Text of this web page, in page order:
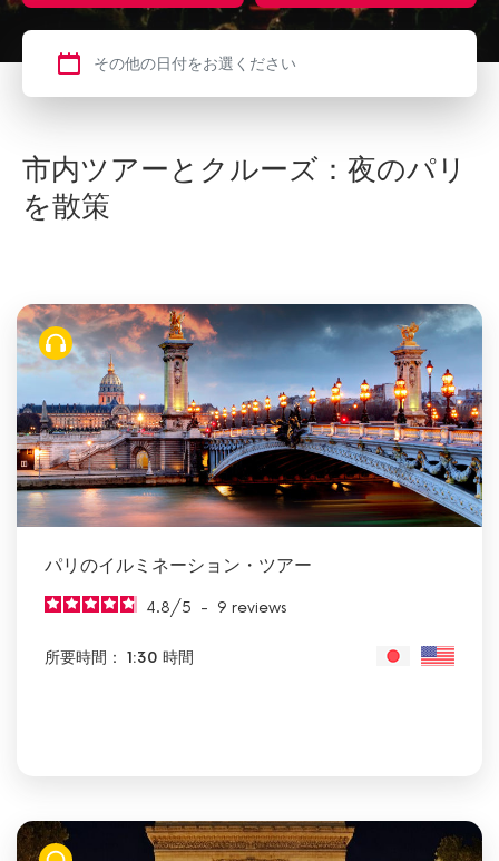
市内ツアーとクルーズ：夜のパリ
を散策
パリのイルミネーション・ツアー
4.8/5 - 9 reviews
所要時間： 1:30 時間